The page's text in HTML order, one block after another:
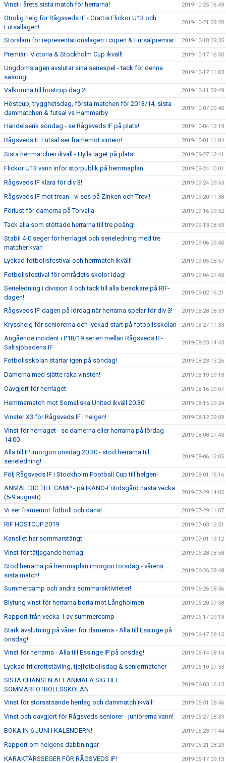
Vinst i årets sista match för herrarna! 2019-10-25 16:49
Otrolig helg för Rågsveds IF - Grattis Flickor U13 och
Futsallagen!
2019-10-21 09:20
Storslam för representationslagen i cupen & Futsalpremiär 2019-10-18 09:35
Premiär i Victoria & Stockholm Cup ikväll! 2019-10-17 16:50
Ungdomslagen avslutar sina seriespel - tack för denna
säsong!
2019-10-17 11:03
Välkomna till höstcup dag 2! 2019-10-11 09:49
Höstcup, trygghetsdag, första matchen för 2013/14, sista
dammatchen & futsal vs Hammarby
2019-10-07 09:40
Händelserik söndag - se Rågsveds IF på plats! 2019-10-04 12:19
Rågsveds IF Futsal ser framemot vintern! 2019-10-01 11:04
Sista herrmatchen ikväll - Hylla laget på plats! 2019-09-27 12:41
Flickor U13 vann inför storpublik på hemmaplan 2019-09-24 10:01
Rågsveds IF klara för div 3! 2019-09-24 09:53
Rågsveds IF mot trean - vi ses på Zinken och Trevi! 2019-09-20 11:38
Förlust för damerna på Torvalla 2019-09-16 09:52
Tack alla som stöttade herrarna till tre poäng! 2019-09-13 08:53
Stabil 4-0 seger för herrlaget och serieledning med tre
matcher kvar!
2019-09-06 09:40
Lyckad fotbollsfestival och herrmatch ikväll! 2019-09-05 08:57
Fotbollsfestival för områdets skolor idag! 2019-09-04 07:43
Serieledning i division 4 och tack till alla besökare på RIF-
dagen!
2019-09-02 16:21
Rågsveds IF-dagen på lördag när herrarna spelar för div 3! 2019-08-28 08:59
Krysshelg för seniorerna och lyckad start på fotbollsskolan 2019-08-27 11:33
Angående incident i P18/19 serien mellan Rågsveds IF-
Saltsjöbadens IF
2019-08-23 14:43
Fotbollsskolan startar igen på söndag! 2019-08-23 13:26
Damerna med sjätte raka vinsten! 2019-08-19 09:13
Oavgjort för herrlaget 2019-08-16 09:07
Hemmamatch mot Somaliska United ikväll 20.30! 2019-08-15 09:24
Vinster X3 för Rågsveds IF i helgen! 2019-08-12 09:09
Vinst för herrlaget - se damerna eller herrarna på lördag
14.00
2019-08-08 07:43
Alla till IP imorgon onsdag 20.30 - stöd herrarna till
serieledning!
2019-08-06 12:05
Följ Rågsveds IF i Stockholm Football Cup till helgen! 2019-08-01 15:16
ANMÄL DIG TILL CAMP - på IKANO-Fritidsgård nästa vecka
(5-9 augusti)
2019-07-29 14:05
Vi ser framemot fotboll och dans! 2019-07-29 11:07
RIF HÖSTCUP 2019 2019-07-03 12:51
Kansliet har sommarstängt 2019-07-01 13:12
Vinst för tätjagande herrlag 2019-06-28 08:58
Stöd herrarna på hemmaplan imorgon torsdag - vårens
sista match!
2019-06-26 08:48
Summercamp och andra sommaraktiviteter! 2019-06-26 08:36
Blytung vinst för herrarna borta mot Långholmen 2019-06-20 07:58
Rapport från vecka 1 av summercamp 2019-06-17 09:13
Stark avslutning på våren för damerna - Alla till Essinge på
onsdag!
2019-06-17 08:15
Vinst för herrarna - Alla till Essinge IP på onsdag! 2019-06-14 08:14
Lyckad friidrottstävling, tjejfotbollsdag & seniormatcher 2019-06-10 07:53
SISTA CHANSEN ATT ANMÄLA SIG TILL
SOMMARFOTBOLLSSKOLAN
2019-06-03 16:13
Vinst för storsatsande herrlag och dammatch ikväll! 2019-05-31 08:46
Vinst och oavgjort för Rågsveds seniorer - juniorerna vann! 2019-05-27 08:39
BOKA IN 6 JUNI I KALENDERN! 2019-05-23 11:44
Rapport om helgens dabbningar 2019-05-21 08:29
KARAKTÄRSSEGER FÖR RÅGSVEDS IF! 2019-05-17 09:13